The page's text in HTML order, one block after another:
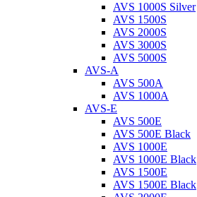
AVS 1000S Silver
AVS 1500S
AVS 2000S
AVS 3000S
AVS 5000S
AVS-A
AVS 500A
AVS 1000A
AVS-E
AVS 500E
AVS 500E Black
AVS 1000E
AVS 1000E Black
AVS 1500E
AVS 1500E Black